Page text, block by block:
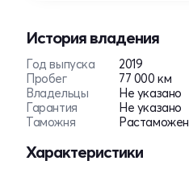
История владения
Год выпуска
2019
Пробег
77 000 км
Владельцы
Не указано
Гарантия
Не указано
Таможня
Растаможен
Характеристики